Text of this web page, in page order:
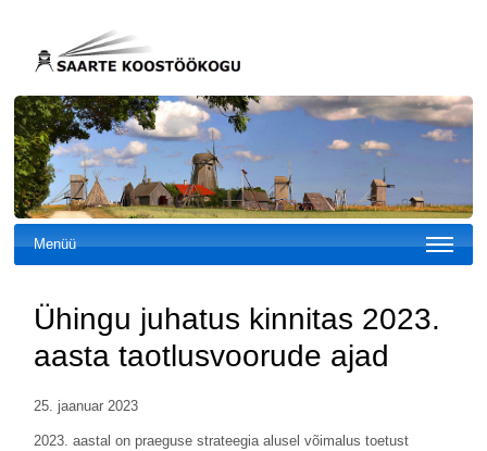
Menüü
Ühingu juhatus kinnitas 2023.
aasta taotlusvoorude ajad
25. jaanuar 2023
2023. aastal on praeguse strateegia alusel võimalus toetust